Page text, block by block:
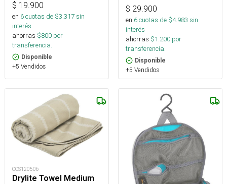
$ 19.900
en 6cuotas de $3.317sin
interés
ahorras $800 por
transferencia.
Disponible
+5 Vendidos
$ 29.900
en 6cuotas de $4.983 sin
interés
ahorras $1.200 por
transferencia.
Disponible
+5 Vendidos
COS120506
Drylite Towel Medium